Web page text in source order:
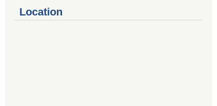
Location